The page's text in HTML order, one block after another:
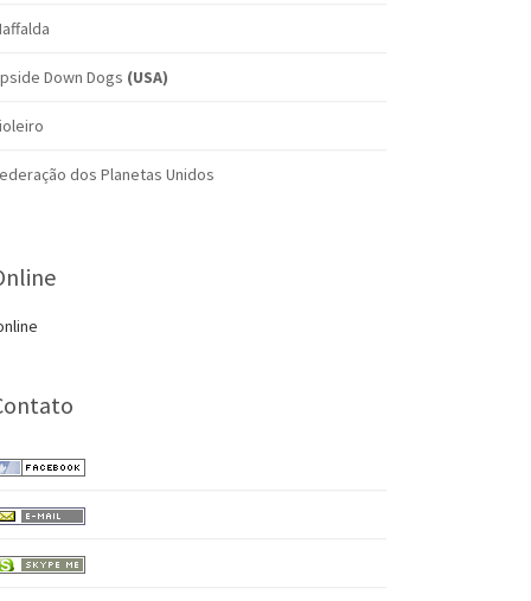
Down Dogs (USA)
dos Planetas Unidos